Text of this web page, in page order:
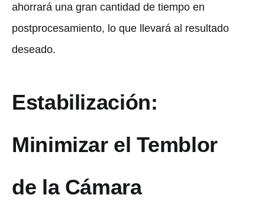
ahorrará una gran cantidad de tiempo en
postprocesamiento, lo que llevará al resultado
deseado.
Estabilización:
Minimizar el Temblor
de la Cámara